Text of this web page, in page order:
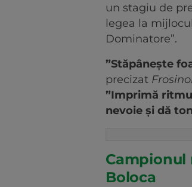
un stagiu de
legea la
Dominatore”.
”Stăpânește
precizat
”Imprimă
nevoie și dă
Campionul
Boloca